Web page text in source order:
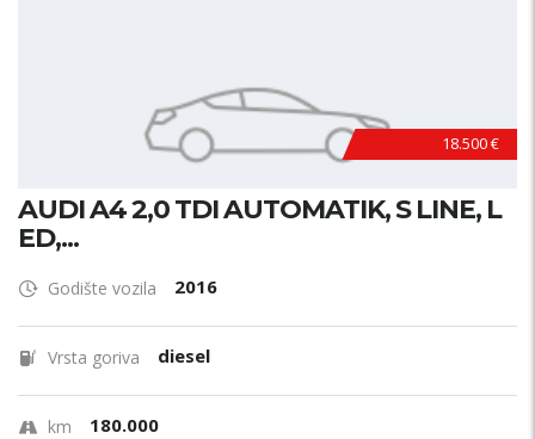
18.500 €
AUDI A4 2,0 TDI AUTOMATIK, S LINE, L
ED,...
Godište vozila 2016
Vrsta goriva diesel
km 180.000